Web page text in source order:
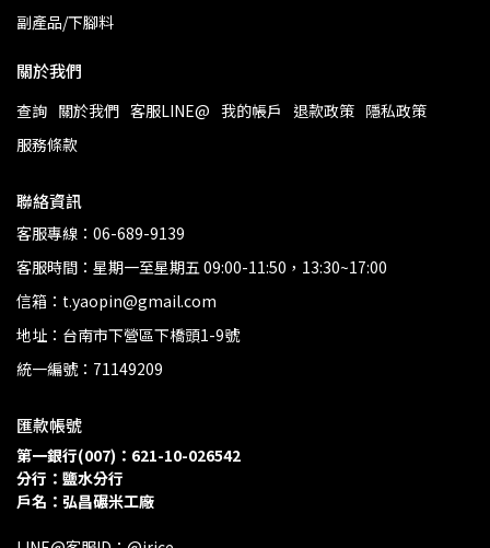
副產品/下腳料
關於我們
查詢 關於我們 客服LINE@ 我的帳戶 退款政策 隱私政策
服務條款
聯絡資訊
客服專線：06-689-9139
客服時間：星期一至星期五 09:00-11:50，13:30~17:00
信箱：t.yaopin@gmail.com
地址：台南市下營區下橋頭1-9號
統一編號：71149209
匯款帳號
第一銀行(007)：621-10-026542
分行：鹽水分行
戶名：弘昌碾米工廠